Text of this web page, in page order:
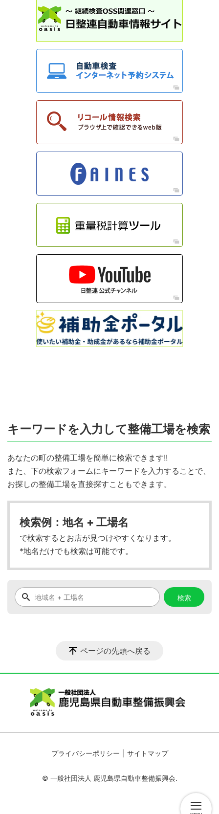
キーワードを入力して整備工場を検索
あなたの町の整備工場を簡単に検索できます!!
また、下の検索フォームにキーワードを入力することで、
お探しの整備工場を直接探すこともできます。
検索例：地名 + 工場名
で検索するとお店が見つけやすくなります。
*地名だけでも検索は可能です。
ページの先頭へ戻る
プライバシーポリシー サイトマップ
© 一般社団法人 鹿児島県自動車整備振興会.